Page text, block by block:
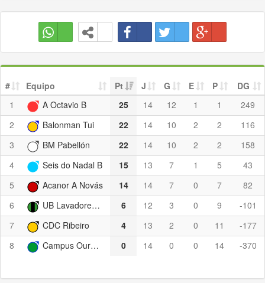
# Equipo Pt J G E P
DG
1
A Octavio B 25 14 12 1 1
249
2
Balonman Tui 22 14 10 2 2
116
3
BM Pabellón 22 14 10 2 2
158
4
Seis do Nadal B 15 13 7 1 5
43
5
Acanor A Novás 14 14 7 0 7
82
6
UB Lavadores B 6 12 3 0 9
-101
7
CDC Ribeiro 4 13 2 0 11
-177
8
Campus Ourense 0 14 0 0 14 -370